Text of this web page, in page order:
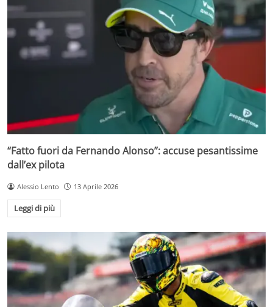
“Fatto fuori da Fernando Alonso”: accuse pesantissime
dall’ex pilota
Alessio Lento 13 Aprile 2026
Leggi di più